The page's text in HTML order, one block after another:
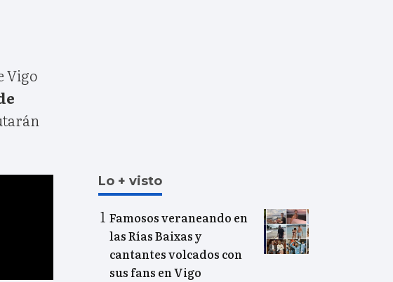
Vigo
Lo + visto
Famosos veraneando en
las Rías Baixas y
cantantes volcados con
sus fans en Vigo